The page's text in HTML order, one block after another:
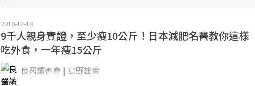
2018-12-18
9千人親身實證，至少瘦10公斤！日本減肥名醫教你這樣
吃外食，一年瘦15公斤
良醫讀書會 | 島野雄實